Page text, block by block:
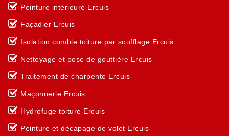
Peinture intérieure Ercuis
Façadier Ercuis
Isolation comble toiture par soufflage Ercuis
Nettoyage et pose de gouttière Ercuis
Traitement de charpente Ercuis
Maçonnerie Ercuis
Hydrofuge toiture Ercuis
Peinture et décapage de volet Ercuis